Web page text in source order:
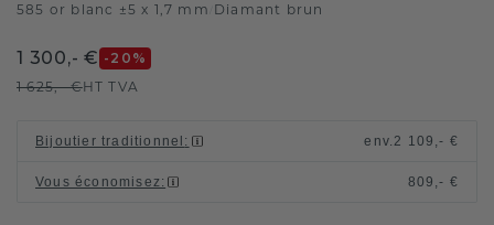
585 or blanc ±5 x 1,7 mm Diamant brun
1 300,- € -20 %
1 625,- €HT TVA
Bijoutier traditionnel : env.2 109,- €
Vous économisez: 809,- €